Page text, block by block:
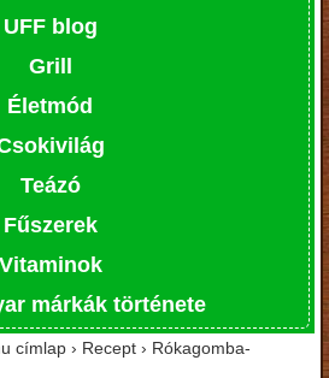
UFF blog
Grill
Életmód
Teázó
Fűszerek
Vitaminok
márkák története
címlap › Recept › Rókagomba-